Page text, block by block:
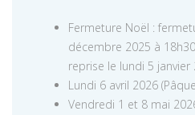
Fermeture Noël :
décembre 2025 à
reprise le lundi 5 janvier
Lundi 6 avril 2026
Vendredi 1 et 8 mai